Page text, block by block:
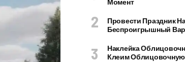
Момент
Провести Праздник
Беспроигрышный
Наклейка
Клеим